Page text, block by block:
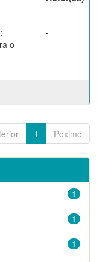
o
-
1 Póximo
1
1
1